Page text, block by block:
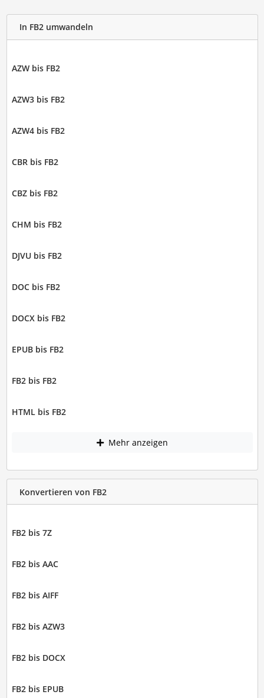
In FB2 umwandeln
AZW bis FB2
AZW3 bis FB2
AZW4 bis FB2
CBR bis FB2
CBZ bis FB2
CHM bis FB2
DJVU bis FB2
DOC bis FB2
DOCX bis FB2
EPUB bis FB2
FB2 bis FB2
HTML bis FB2
Mehr anzeigen
Konvertieren von FB2
FB2 bis 7Z
FB2 bis AAC
FB2 bis AIFF
FB2 bis AZW3
FB2 bis DOCX
FB2 bis EPUB